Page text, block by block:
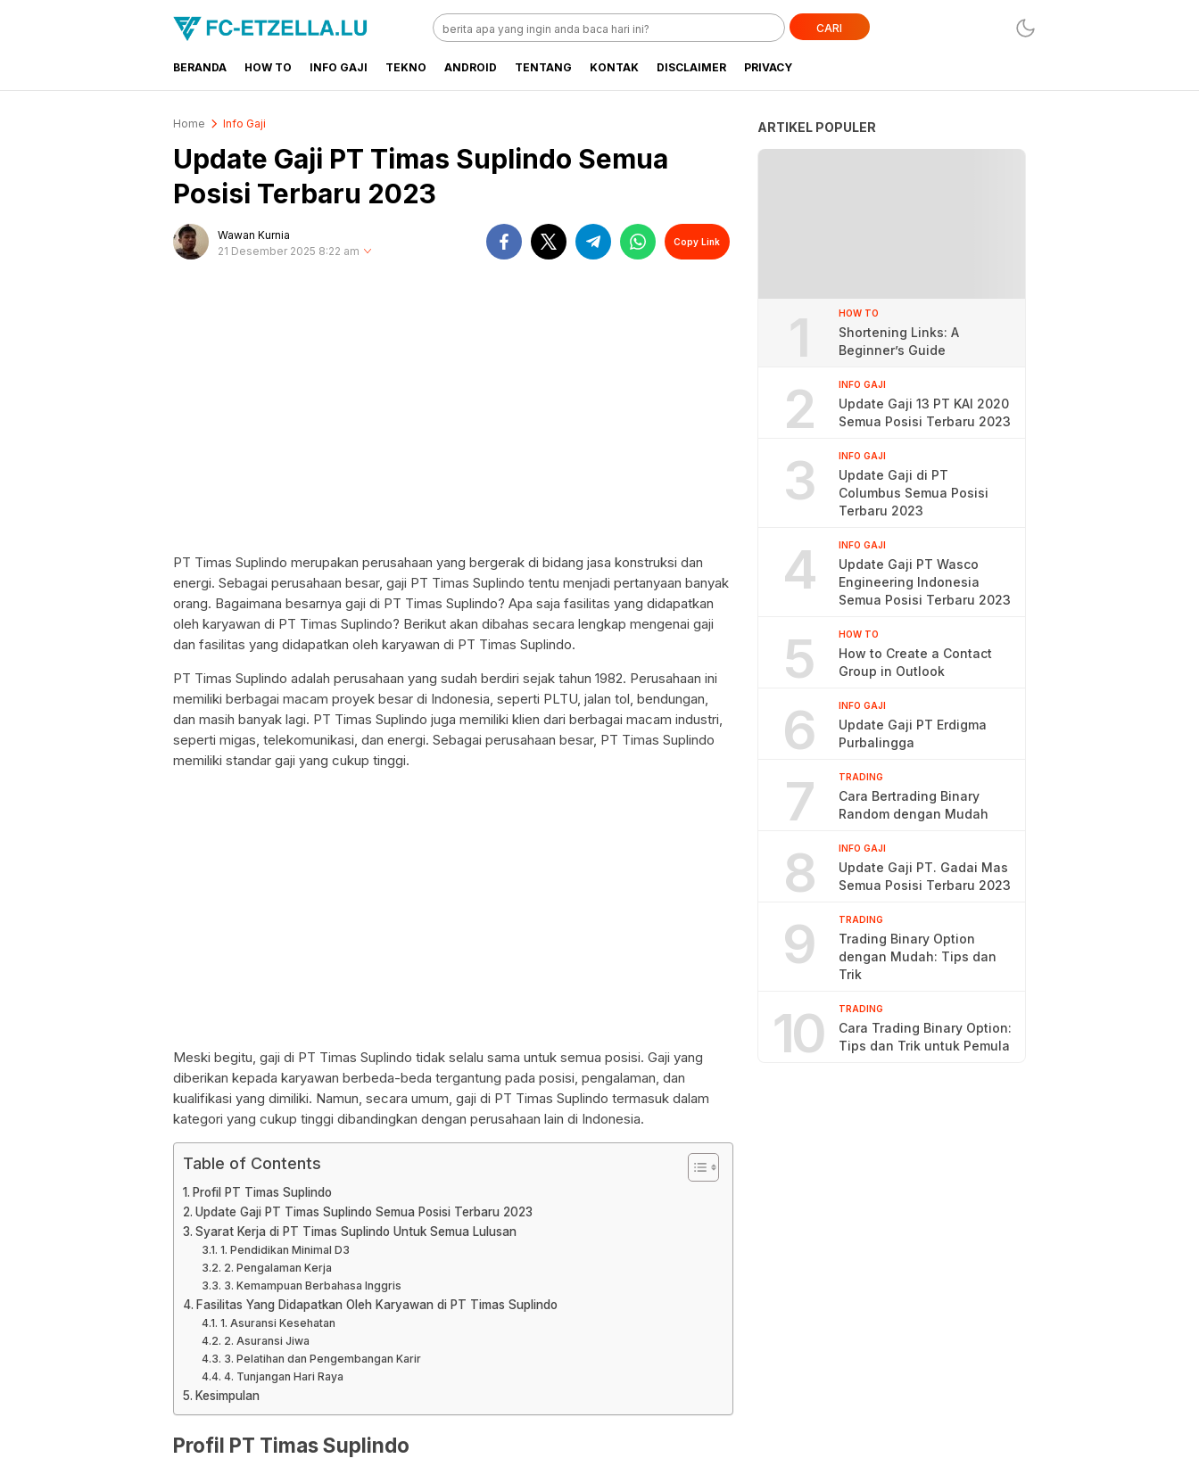
FC-ETZELLA.LU
Share & Learn The World
CARI
BERANDA HOW TO INFO GAJI TEKNO ANDROID TENTANG KONTAK DISCLAIMER PRIVACY
Home Info Gaji
Update Gaji PT Timas Suplindo Semua
Posisi Terbaru 2023
Wawan Kurnia
21 Desember 2025 8:22 am
Copy Link
PT Timas Suplindo merupakan perusahaan yang bergerak di bidang jasa konstruksi dan
energi. Sebagai perusahaan besar, gaji PT Timas Suplindo tentu menjadi pertanyaan banyak
orang. Bagaimana besarnya gaji di PT Timas Suplindo? Apa saja fasilitas yang didapatkan
oleh karyawan di PT Timas Suplindo? Berikut akan dibahas secara lengkap mengenai gaji
dan fasilitas yang didapatkan oleh karyawan di PT Timas Suplindo.
PT Timas Suplindo adalah perusahaan yang sudah berdiri sejak tahun 1982. Perusahaan ini
memiliki berbagai macam proyek besar di Indonesia, seperti PLTU, jalan tol, bendungan,
dan masih banyak lagi. PT Timas Suplindo juga memiliki klien dari berbagai macam industri,
seperti migas, telekomunikasi, dan energi. Sebagai perusahaan besar, PT Timas Suplindo
memiliki standar gaji yang cukup tinggi.
Meski begitu, gaji di PT Timas Suplindo tidak selalu sama untuk semua posisi. Gaji yang
diberikan kepada karyawan berbeda-beda tergantung pada posisi, pengalaman, dan
kualifikasi yang dimiliki. Namun, secara umum, gaji di PT Timas Suplindo termasuk dalam
kategori yang cukup tinggi dibandingkan dengan perusahaan lain di Indonesia.
Table of Contents
Profil PT Timas Suplindo
Update Gaji PT Timas Suplindo Semua Posisi Terbaru 2023
Syarat Kerja di PT Timas Suplindo Untuk Semua Lulusan
1. Pendidikan Minimal D3
2. Pengalaman Kerja
3. Kemampuan Berbahasa Inggris
Fasilitas Yang Didapatkan Oleh Karyawan di PT Timas Suplindo
1. Asuransi Kesehatan
2. Asuransi Jiwa
3. Pelatihan dan Pengembangan Karir
4. Tunjangan Hari Raya
Kesimpulan
Profil PT Timas Suplindo
ARTIKEL POPULER
1 HOW TO
Shortening Links: A
Beginner’s Guide
2 INFO GAJI
Update Gaji 13 PT KAI 2020
Semua Posisi Terbaru 2023
3 INFO GAJI
Update Gaji di PT
Columbus Semua Posisi
Terbaru 2023
4 INFO GAJI
Update Gaji PT Wasco
Engineering Indonesia
Semua Posisi Terbaru 2023
5 HOW TO
How to Create a Contact
Group in Outlook
6 INFO GAJI
Update Gaji PT Erdigma
Purbalingga
7 TRADING
Cara Bertrading Binary
Random dengan Mudah
8 INFO GAJI
Update Gaji PT. Gadai Mas
Semua Posisi Terbaru 2023
9 TRADING
Trading Binary Option
dengan Mudah: Tips dan
Trik
10 TRADING
Cara Trading Binary Option:
Tips dan Trik untuk Pemula